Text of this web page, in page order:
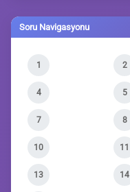
Soru Navigasyonu
1 2
4 5
7 8
10 11
13 14